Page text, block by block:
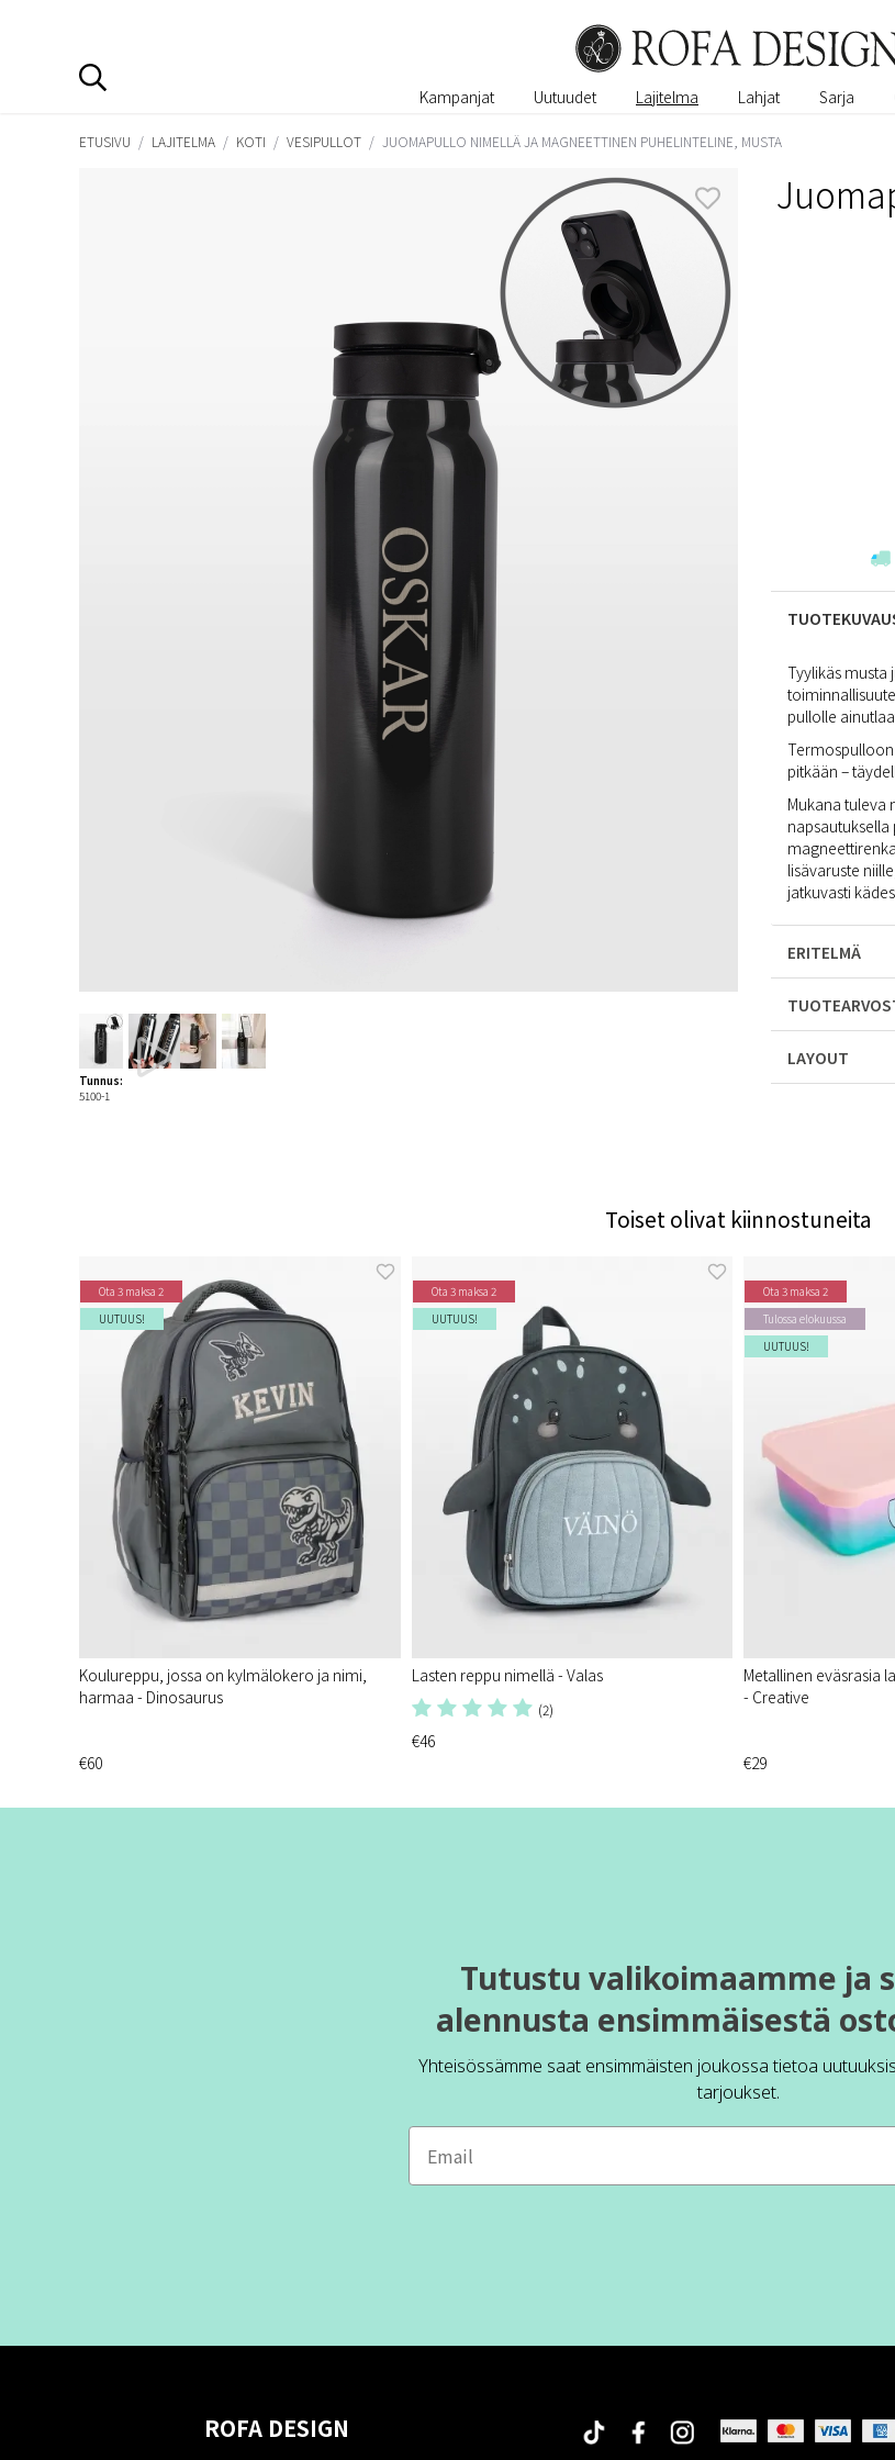
Kampanjat Uutuudet Lajitelma Lahjat Sarja
ETUSIVU / LAJITELMA / KOTI / VESIPULLOT / JUOMAPULLO NIMELLÄ JA MAGNEETTINEN PUHELINTELINE, MUSTA
Tyylikäs
pullolle
pitkään –
Mukana
lisävaruste
jatkuvasti
ERITELMÄ
LAYOUT
Tunnus:
5100-1
Toiset olivat kiinnostuneita
Ota 3 maksa 2
UUTUUS!
Koulureppu, jossa on kylmälokero ja nimi,
harmaa - Dinosaurus
€60
Ota 3 maksa 2
UUTUUS!
Lasten reppu nimellä - Valas
(2)
€46
Ota 3 maksa 2
Tulossa elokuussa
UUTUUS!
Metallinen eväsrasia
- Creative
€29
Tutustu valikoimaamme ja
alennusta ensimmäisestä
Yhteisössämme saat ensimmäisten joukossa tietoa
tarjoukset.
ROFA DESIGN